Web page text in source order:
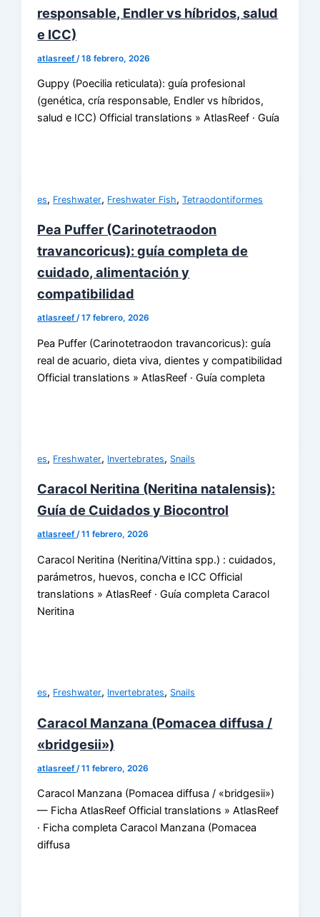
responsable, Endler vs híbridos, salud
e ICC)
atlasreef /18 febrero, 2026
Guppy (Poecilia reticulata): guía profesional
(genética, cría responsable, Endler vs híbridos,
salud e ICC) Official translations » AtlasReef · Guía
es, Freshwater, Freshwater Fish,Tetraodontiformes
Pea Puffer (Carinotetraodon
travancoricus): guía completa de
cuidado, alimentación y
compatibilidad
atlasreef/17 febrero, 2026
Pea Puffer (Carinotetraodon travancoricus): guía
real de acuario, dieta viva, dientes y compatibilidad
Official translations » AtlasReef · Guía completa
es, Freshwater, Invertebrates, Snails
Caracol Neritina (Neritina natalensis):
Guía de Cuidados y Biocontrol
atlasreef/11 febrero, 2026
Caracol Neritina (Neritina/Vittina spp.) : cuidados,
parámetros, huevos, concha e ICC Official
translations » AtlasReef · Guía completa Caracol
Neritina
es, Freshwater, Invertebrates, Snails
Caracol Manzana (Pomacea diffusa /
«bridgesii»)
atlasreef /11 febrero, 2026
Caracol Manzana (Pomacea diffusa / «bridgesii»)
— Ficha AtlasReef Official translations » AtlasReef
· Ficha completa Caracol Manzana (Pomacea
diffusa